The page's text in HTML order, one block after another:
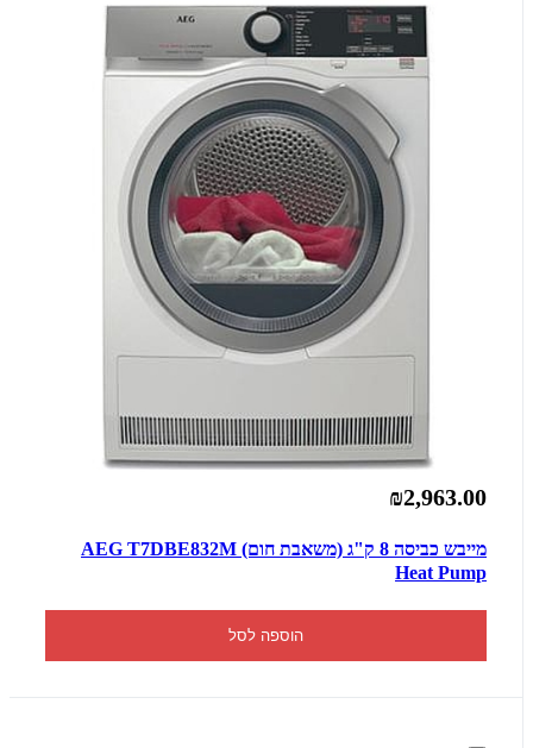
₪2,963.00
מייבש כביסה 8 ק"ג (משאבת חום) AEG T7DBE832M
Heat Pump
הוספה לסל